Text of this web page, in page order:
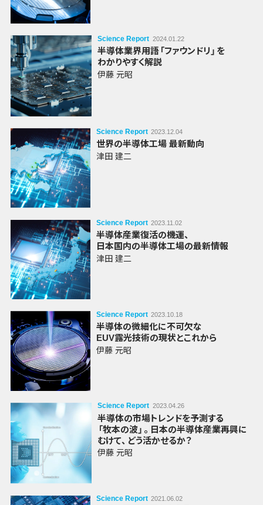
Science Report 2024.01.22
半導体業界用語 「ファウンドリ」 を
わかりやすく解説
伊藤 元昭
Science Report 2023.12.04
世界の半導体工場 最新動向
津田 建二
Science Report 2023.11.02
半導体産業復活の機運、
日本国内の半導体工場の最新情報
津田 建二
Science Report 2023.10.18
半導体の微細化に不可欠な
EUV露光技術の現状とこれから
伊藤 元昭
Science Report 2023.04.26
半導体の市場トレンドを予測する
「牧本の波」 。 日本の半導体産業再興に
むけて、 どう活かせるか？
伊藤 元昭
Science Report 2021.06.02